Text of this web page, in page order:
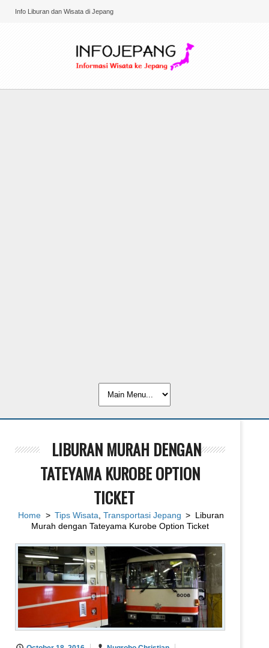
Info Liburan dan Wisata di Jepang
LIBURAN MURAH DENGAN
TATEYAMA KUROBE OPTION
TICKET
Home > Tips Wisata Transportasi Jepang > Liburan
Murah dengan Tateyama Kurobe Option Ticket